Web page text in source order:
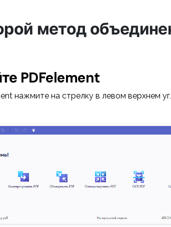
метод
PDFelement
нажмите на стрелку в левом верхнем